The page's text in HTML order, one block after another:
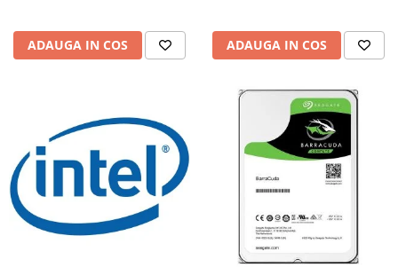
ADAUGA IN COS ADAUGA IN COS